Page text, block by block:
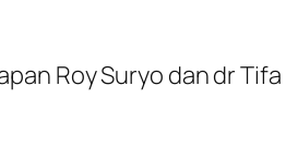
Roy Suryo dan dr